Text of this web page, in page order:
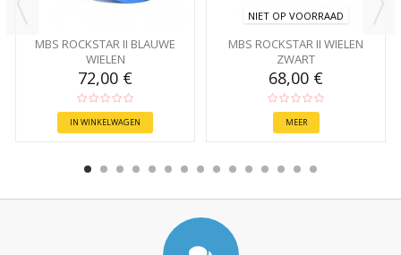
MBS ROCKSTAR II BLAUWE
WIELEN
72,00 €
IN WINKELWAGEN
NIET OP VOORRAAD
MBS ROCKSTAR II WIELEN
ZWART
68,00 €
MEER